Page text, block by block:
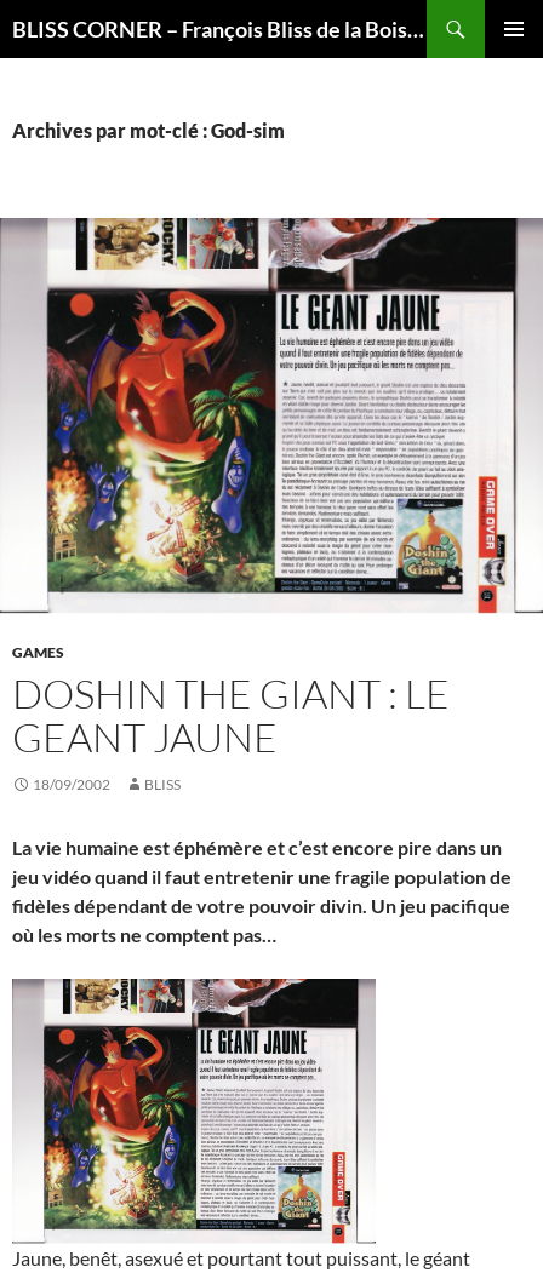
BLISS CORNER – François Bliss de la Boissière is here
Archives par mot-clé : God-sim
GAMES
DOSHIN THE GIANT : LE
GEANT JAUNE
18/09/2002 BLISS
La vie humaine est éphémère et c’est encore pire dans un
jeu vidéo quand il faut entretenir une fragile population de
fidèles dépendant de votre pouvoir divin. Un jeu pacifique
où les morts ne comptent pas…
Jaune, benêt, asexué et pourtant tout puissant, le géant